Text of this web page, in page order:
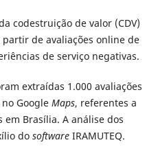
codestruição de valor (CDV)
de avaliações online de
de serviço negativas.
extraídas 1.000 avaliações
Google Maps, referentes a
Brasília. A análise dos
do softwareIRAMUTEQ.